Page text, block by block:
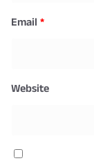
Email *
Website